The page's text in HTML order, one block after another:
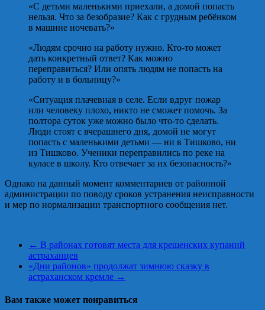
«С детьми маленькими приехали, а домой попасть
нельзя. Что за безобразие? Как с грудным ребёнком
в машине ночевать?»
«Людям срочно на работу нужно. Кто‑то может
дать конкретный ответ? Как можно
переправиться? Или опять людям не попасть на
работу и в больницу?»
«Ситуация плачевная в селе. Если вдруг пожар
или человеку плохо, никто не сможет помочь. За
полтора суток уже можно было что‑то сделать.
Люди стоят с вчерашнего дня, домой не могут
попасть с маленькими детьми — ни в Тишково, ни
из Тишково. Ученики переправились по реке на
куласе в школу. Кто отвечает за их безопасность?»
Однако на данный момент комментариев от районной
администрации по поводу сроков устранения неисправности
и мер по нормализации транспортного сообщения нет.
← В районах готовят места для крещенских купаний
астраханцев
«Дни районов» продолжат зимнюю сказку в
астраханском кремле →
Вам также может понравиться